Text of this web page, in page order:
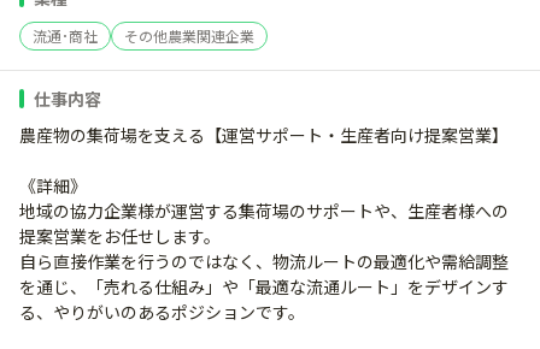
流通･商社 その他農業関連企業
仕事内容
農産物の集荷場を支える【運営サポート・生産者向け提案営業】
《詳細》
地域の協力企業様が運営する集荷場のサポートや、生産者様への
提案営業をお任せします。
自ら直接作業を行うのではなく、物流ルートの最適化や需給調整
を通じ、「売れる仕組み」や「最適な流通ルート」をデザインす
る、やりがいのあるポジションです。